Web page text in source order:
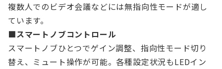
複数人でのビデオ会議などには無指向性モードが適し
ています。
■スマートノブコントロール
スマートノブひとつでゲイン調整、指向性モード切り
替え、ミュート操作が可能。各種設定状況もLEDイン